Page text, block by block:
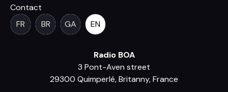
Contact
FR
BR GA EN
Radio BOA
3 Pont-Aven street
29300 Quimperlé, Britanny, France